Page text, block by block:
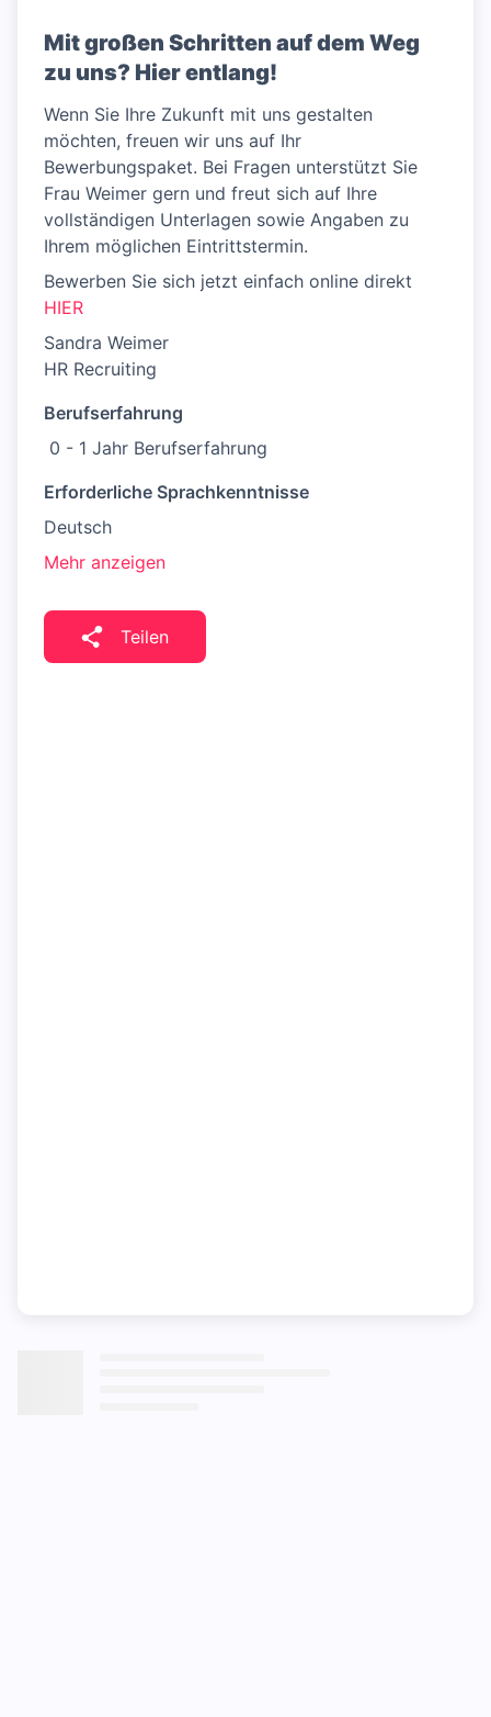
Mit großen Schritten auf dem Weg
zu uns? Hier entlang!
Wenn Sie Ihre Zukunft mit uns gestalten
möchten, freuen wir uns auf Ihr
Bewerbungspaket. Bei Fragen unterstützt Sie
Frau Weimer gern und freut sich auf Ihre
vollständigen Unterlagen sowie Angaben zu
Ihrem möglichen Eintrittstermin.
Bewerben Sie sich jetzt einfach online direkt
HIER
Sandra Weimer
HR Recruiting
Berufserfahrung
0 - 1 Jahr Berufserfahrung
Erforderliche Sprachkenntnisse
Deutsch
Mehr anzeigen
Teilen